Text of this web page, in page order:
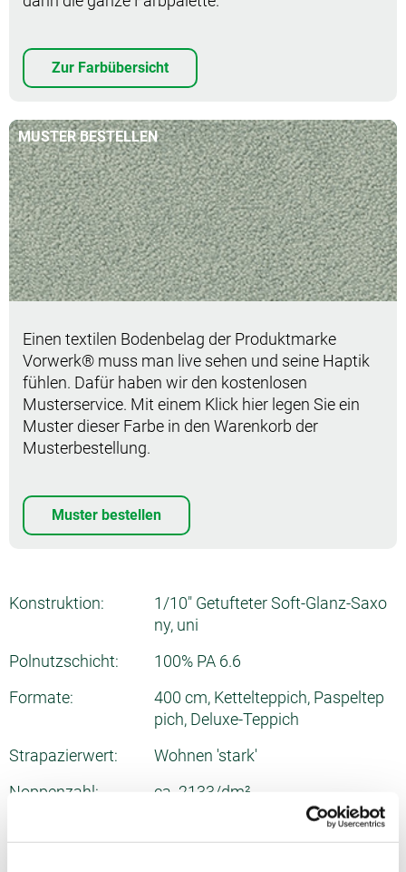
Zur Farbübersicht
MUSTER BESTELLEN
Muster bestellen
Einen textilen Bodenbelag der Produktmarke
Vorwerk® muss man live sehen und seine Haptik
fühlen. Dafür haben wir den kostenlosen
Musterservice. Mit einem Klick hier legen Sie ein
Muster dieser Farbe in den Warenkorb der
Musterbestellung.
Muster bestellen
Konstruktion:
1/10" Getufteter Soft-Glanz-Saxo
ny, uni
Polnutzschicht:
100% PA 6.6
Formate:
400 cm, Kettelteppich, Paspeltep
pich, Deluxe-Teppich
Strapazierwert:
Wohnen 'stark'
Noppenzahl:
ca. 2133/dm²